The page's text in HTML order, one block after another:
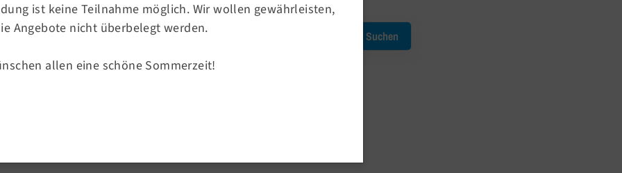
von 1858
Sportangebote
Turnen
Service
Downloads
ist keine Teilnahme möglich. Wir wollen gewährleisten,
Angebote nicht überbelegt werden.
allen eine schöne Sommerzeit!